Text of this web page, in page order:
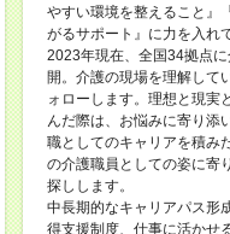
やすい環境を整えること』
がるサポート』に力を入れ
2023年現在、全国34拠点
開。介護の現場を理解して
ォローします。理想と現実
んだ際は、お悩みに寄り添
職としてのキャリアを積み
の介護職員としての姿に寄
探しします。
中長期的なキャリアパス形
得支援制度、仕事に活かせ